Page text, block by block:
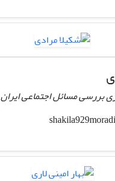
بررسی مسائل اجتماعی ایران